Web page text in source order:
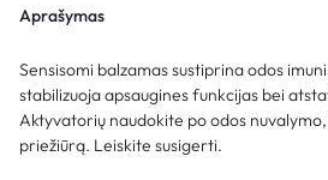
Aprašymas
Sensisomi balzamas sustiprina odos
stabilizuoja apsaugines funkcijas bei
Aktyvatorių naudokite po odos
priežiūrą. Leiskite susigerti.